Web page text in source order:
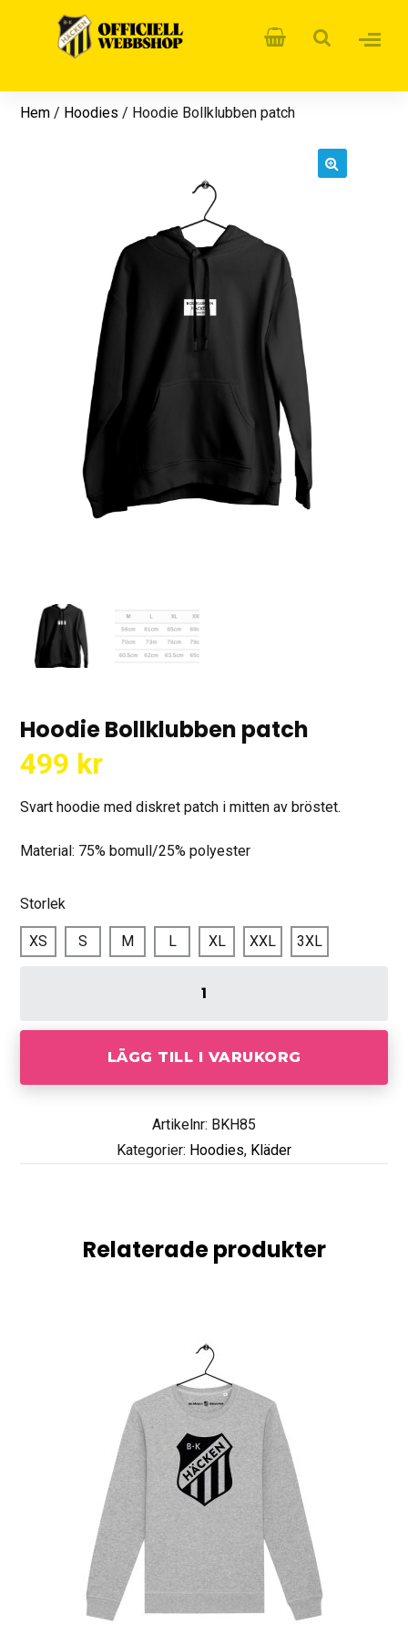
Hem / Hoodies / Hoodie Bollklubben patch
Hoodie Bollklubben patch
499 kr
Svart hoodie med diskret patch i mitten av bröstet.
Material: 75% bomull/25% polyester
Storlek
XS S M L XL XXL 3XL
LÄGG TILL I VARUKORG
Artikelnr: BKH85
Kategorier: Hoodies, Kläder
Relaterade produkter